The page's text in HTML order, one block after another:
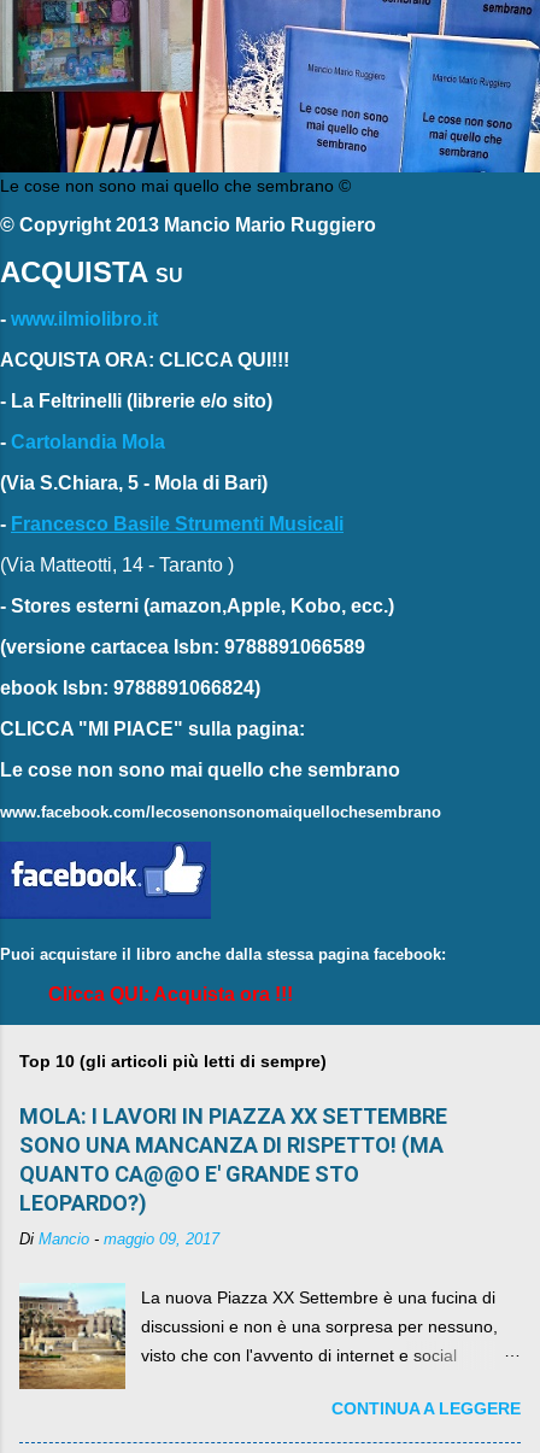
Le cose non sono mai quello che sembrano ©
© Copyright 2013 Mancio Mario Ruggiero
ACQUISTA SU
- www.ilmiolibro.it
ACQUISTA ORA: CLICCA QUI!!!
- La Feltrinelli (librerie e/o sito)
- Cartolandia Mola
(Via S.Chiara, 5 - Mola di Bari)
- Francesco Basile Strumenti Musicali
(Via Matteotti, 14 - Taranto )
- Stores esterni (amazon,Apple, Kobo, ecc.)
(versione cartacea Isbn: 9788891066589
ebook Isbn: 9788891066824)
CLICCA "MI PIACE" sulla pagina:
Le cose non sono mai quello che sembrano
www.facebook.com/lecosenonsonomaiquellochesembrano
Puoi acquistare il libro anche dalla stessa pagina facebook:
Clicca QUI: Acquista ora !!!
Top 10 (gli articoli più letti di sempre)
MOLA: I LAVORI IN PIAZZA XX SETTEMBRE
SONO UNA MANCANZA DI RISPETTO! (MA
QUANTO CA@@O E' GRANDE STO
LEOPARDO?)
Di Mancio - maggio 09, 2017
La nuova Piazza XX Settembre è una fucina di
discussioni e non è una sorpresa per nessuno,
visto che con l'avvento di internet e social
sua lasciandone anche traccia scritta nel web.
CONTINUA A LEGGERE